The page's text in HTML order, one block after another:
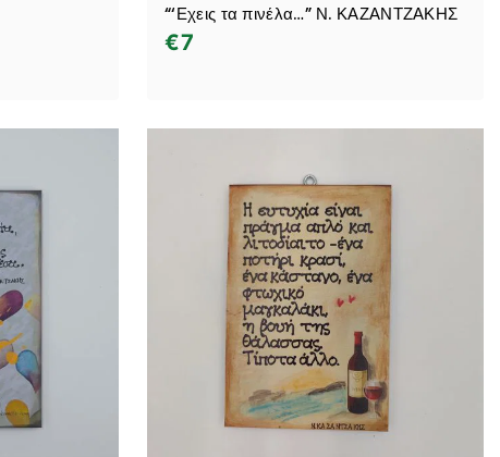
“‘Εχεις τα πινέλα…” Ν. ΚΑΖΑΝΤΖΑΚΗΣ
€7